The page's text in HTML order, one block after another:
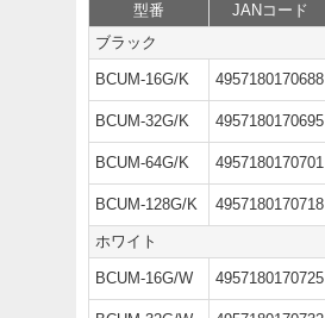
型番 JANコード
ブラック
BCUM-16G/K 4957180170688
BCUM-32G/K 4957180170695
BCUM-64G/K 4957180170701
BCUM-128G/K 4957180170718
ホワイト
BCUM-16G/W 4957180170725